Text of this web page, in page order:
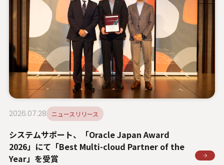
特定個人情報等の適正な取り扱いに関する基本方針
カスタマーハラスメントに関する指針
電子公告
ソーシャルメディアポリシー
システムサポートホールディングス
2026.07.28 ニュースリリース
システムサポート、「Oracle Japan Award
2026」にて「Best Multi-cloud Partner of the
Year」を受賞